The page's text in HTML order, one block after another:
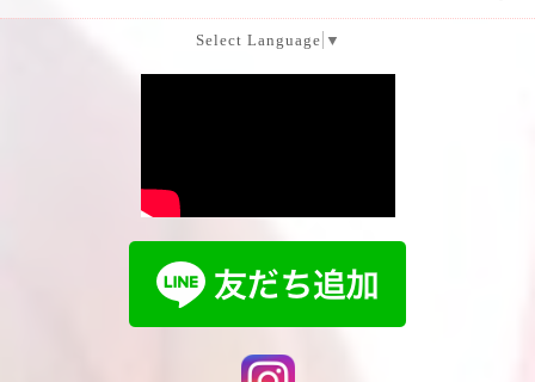
Select Language ▼